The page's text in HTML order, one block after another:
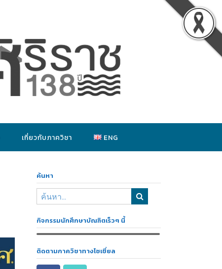
เกี่ยวกับภาควิชา ENG
ค้นหา
กิจกรรมนักศึกษาบัณฑิตเร็วๆ นี้
ติดตามภาควิชาทางโซเชี่ยล